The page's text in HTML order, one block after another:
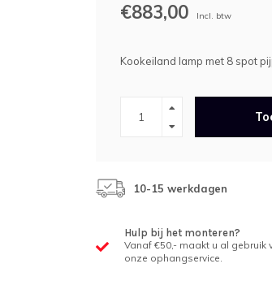
€883,00 Incl. btw
Kookeiland lamp met 8 spot
10-15 werkdagen
Hulp bij het monteren?
Vanaf €50,- maakt u al gebruik
onze ophangservice.